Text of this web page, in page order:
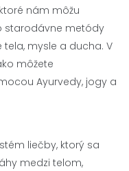
nám môžu
starodávne metódy
mysle a ducha. V
môžete
Ayurvedy, jogy a
liečby, ktorý sa
medzi telom,